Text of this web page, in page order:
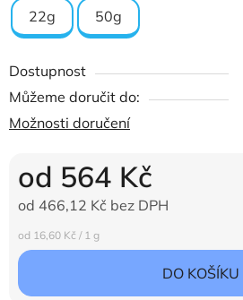
22g 50g
Dostupnost
Můžeme doručit do:
Možnosti doručení
od 564 Kč
od 466,12 Kč bez DPH
Měrná cena:
od 16,60 Kč / 1 g
DO KOŠÍKU